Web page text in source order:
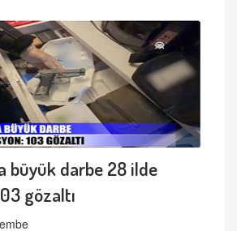
büyük darbe 28 ilde
gözaltı